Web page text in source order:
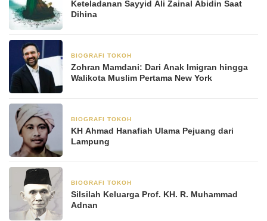
Keteladanan Sayyid Ali Zainal Abidin Saat
Dihina
BIOGRAFI TOKOH
Zohran Mamdani: Dari Anak Imigran hingga
Walikota Muslim Pertama New York
BIOGRAFI TOKOH
KH Ahmad Hanafiah Ulama Pejuang dari
Lampung
BIOGRAFI TOKOH
Silsilah Keluarga Prof. KH. R. Muhammad
Adnan